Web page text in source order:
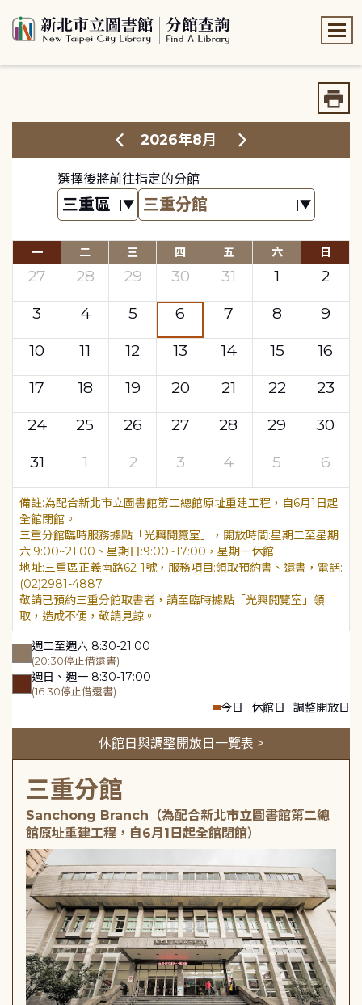
2026年8月
選擇後將前往指定的分館
一 二 三 四 五 六 日
27 28 29 30 31 1
2
3
4 5 6 7 8
9
10
11 12 13 14 15
16
17
18 19 20 21 22
23
24
25 26 27 28 29
30
31
1 2 3 4 5 6
為配合新北市立圖書館第二總館原址重建工程，自6月1日起
全館閉館。
三重分館臨時服務據點「光興閱覽室」，開放時間:星期二至星期
六:9:00~21:00、星期日:9:00~17:00，星期一休館
地址:三重區正義南路62-1號，服務項目:領取預約書、還書，電話:
(02)2981-4887
敬請已預約三重分館取書者，請至臨時據點「光興閱覽室」領
取，造成不便，敬請見諒。
週二至週六 8:30-21:00
(20:30停止借還書)
週日、週一 8:30-17:00
(16:30停止借還書)
今日 休館日 調整開放日
休館日與調整開放日一覽表 >
三重分館
Sanchong Branch（為配合新北市立圖書館第二總
館原址重建工程，自6月1日起全館閉館）